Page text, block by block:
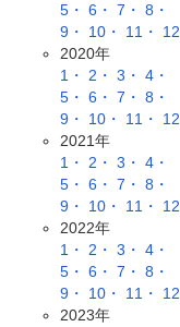
5・ 6・ 7・ 8・
9・
10・ 11・
12
2020年
1・ 2・ 3・ 4・
5・ 6・ 7・ 8・
9・
10・ 11・
12
2021年
1・ 2・ 3・ 4・
5・ 6・ 7・ 8・
9・
10・ 11・
12
2022年
1・ 2・ 3・ 4・
5・ 6・ 7・ 8・
9・
10・ 11・
12
2023年